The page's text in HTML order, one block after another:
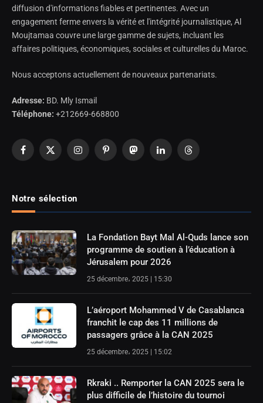
diffusion d'informations fiables et pertinentes. Avec un
engagement ferme envers la vérité et l'intégrité journalistique, Al
Moujtamaa couvre une large gamme de sujets, incluant les
affaires politiques, économiques, sociales et culturelles du Maroc.
Nous acceptons actuellement de nouveaux partenariats.
Adresse: BD. Mly Ismail
Téléphone: +212669-668800
Facebook
X
InstagramPinterestMastodonLinkedInThreads
Notre sélection
La Fondation Bayt Mal Al-Quds lance son
programme de soutien à l’éducation à
Jérusalem pour 2026
25 décembre، 2025 | 15:30
L’aéroport Mohammed V de Casablanca
franchit le cap des 11 millions de
passagers grâce à la CAN 2025
25 décembre، 2025 | 15:02
Rkraki .. Remporter la CAN 2025 sera le
plus difficile de l’histoire du tournoi